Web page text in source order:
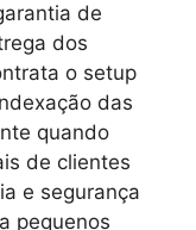
de
dos
o setup
das
quando
de clientes
e segurança
pequenos